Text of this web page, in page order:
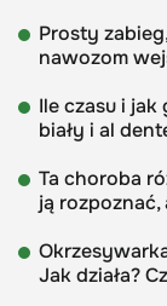
Prosty
nawozom
Ile czasu i
biały i al
Ta choroba
ją
Jak działa?